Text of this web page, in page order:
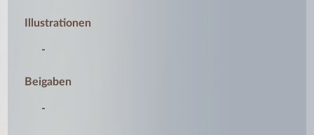
Illustrationen
-
Beigaben
-